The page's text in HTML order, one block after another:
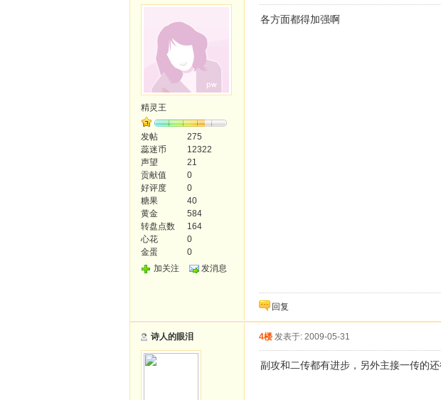
精灵王
发帖
275
蕊迷币
12322
声望
21
贡献值
0
好评度
0
糖果
40
黄金
584
转盘点数
164
心花
0
金蛋
0
加关注
发消息
各方面都得加强啊
回复
诗人的眼泪 4楼 发表于: 2009-05-31
副攻和二传都有进步，另外主接一传的